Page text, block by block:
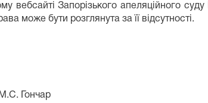
Запорізького апеляційного суду
може бути розглянута за її відсутності.